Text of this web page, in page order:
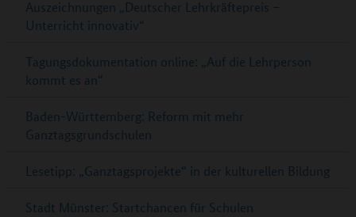
Auszeichnungen „Deutscher Lehrkräftepreis –
Unterricht innovativ“
Tagungsdokumentation online: „Auf die Lehrperson
kommt es an“
Baden-Württemberg: Reform mit mehr
Ganztagsgrundschulen
Lesetipp: „Ganztagsprojekte“ in der kulturellen Bildung
Stadt Münster: Startchancen für Schulen